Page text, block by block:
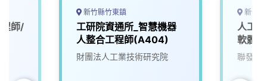
師/
新竹縣竹東鎮
工研院資通所_智慧機器
人整合工程師(A404)
財團法人工業技術研究院
新竹
人工
軟體
聯發科